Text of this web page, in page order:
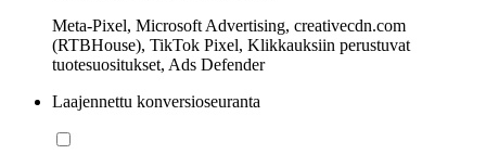
Meta-Pixel, Microsoft Advertising, creativecdn.com
(RTBHouse), TikTok Pixel, Klikkauksiin perustuvat
tuotesuositukset, Ads Defender
Laajennettu konversioseuranta